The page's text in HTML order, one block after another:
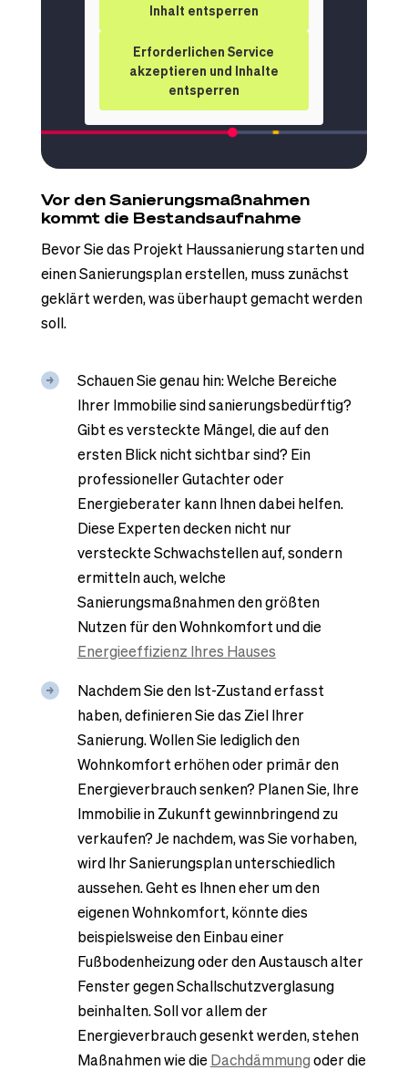
Inhalt entsperren
Erforderlichen Service
akzeptieren und Inhalte
entsperren
Vor den Sanierungsmaßnahmen
kommt die Bestandsaufnahme
Bevor Sie das Projekt Haussanierung starten und
einen Sanierungsplan erstellen, muss zunächst
geklärt werden, was überhaupt gemacht werden
soll.
Schauen Sie genau hin: Welche Bereiche
Ihrer Immobilie sind sanierungsbedürftig?
Gibt es versteckte Mängel, die auf den
ersten Blick nicht sichtbar sind? Ein
professioneller Gutachter oder
Energieberater kann Ihnen dabei helfen.
Diese Experten decken nicht nur
versteckte Schwachstellen auf, sondern
ermitteln auch, welche
Sanierungsmaßnahmen den größten
Nutzen für den Wohnkomfort und die
Energieeffizienz Ihres Hauses
Nachdem Sie den Ist-Zustand erfasst
haben, definieren Sie das Ziel Ihrer
Sanierung. Wollen Sie lediglich den
Wohnkomfort erhöhen oder primär den
Energieverbrauch senken? Planen Sie, Ihre
Immobilie in Zukunft gewinnbringend zu
verkaufen? Je nachdem, was Sie vorhaben,
wird Ihr Sanierungsplan unterschiedlich
aussehen. Geht es Ihnen eher um den
eigenen Wohnkomfort, könnte dies
beispielsweise den Einbau einer
Fußbodenheizung oder den Austausch alter
Fenster gegen Schallschutzverglasung
beinhalten. Soll vor allem der
Energieverbrauch gesenkt werden, stehen
Maßnahmen wie die Dachdämmungoder die